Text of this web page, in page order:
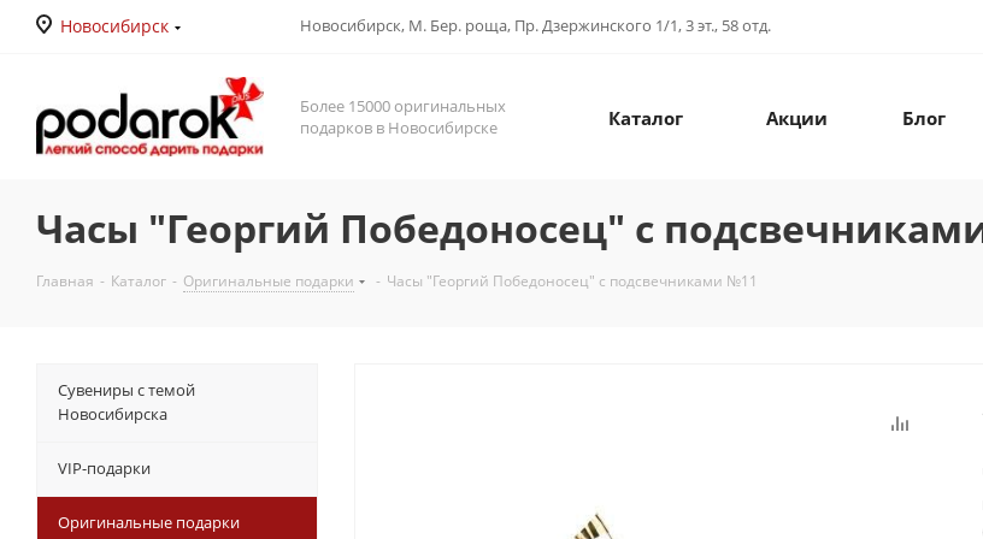
Новосибирск Новосибирск, М. Бер. роща, Пр. Дзержинского 1/1, 3 эт., 58 отд.
Более 15000 оригинальных
подарков в Новосибирске
Каталог Акции Блог
Часы "Георгий Победоносец" с
Главная - Каталог - Оригинальные подарки - Часы "Георгий Победоносец" с подсвечниками №11
Сувениры с темой
Новосибирска
VIP-подарки
Оригинальные подарки